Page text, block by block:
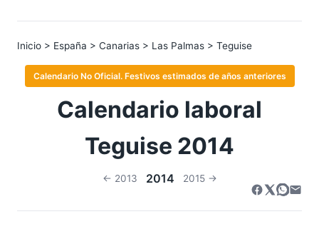
Inicio > España > Canarias > Las Palmas > Teguise
Calendario No Oficial. Festivos estimados de años anteriores
Calendario laboral
Teguise 2014
← 2013 2014 2015 →